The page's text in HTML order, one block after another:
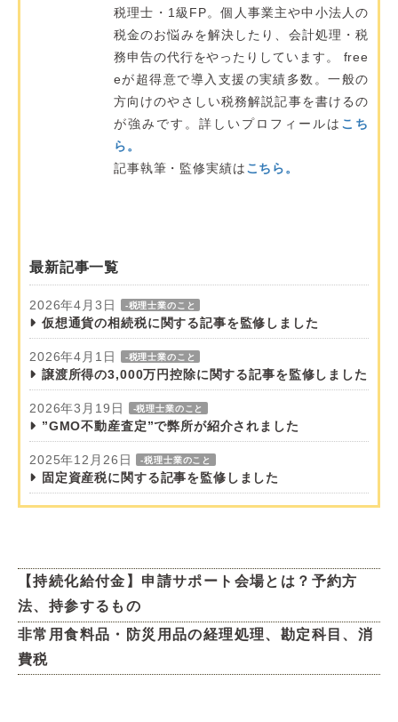
税理士・1級FP。個人事業主や中小法人の
税金のお悩みを解決したり、会計処理・税
務申告の代行をやったりしています。 free
eが超得意で導入支援の実績多数。一般の
方向けのやさしい税務解説記事を書けるの
が強みです。詳しいプロフィールは こち
ら。
記事執筆・監修実績はこちら。
最新記事一覧
2026年4月3日 -税理士業のこと
仮想通貨の相続税に関する記事を監修しました
2026年4月1日 -税理士業のこと
譲渡所得の3,000万円控除に関する記事を監修しました
2026年3月19日 -税理士業のこと
”GMO不動産査定”で弊所が紹介されました
2025年12月26日 -税理士業のこと
固定資産税に関する記事を監修しました
【持続化給付金】申請サポート会場とは？予約方
法、持参するもの
非常用食料品・防災用品の経理処理、勘定科目、消
費税